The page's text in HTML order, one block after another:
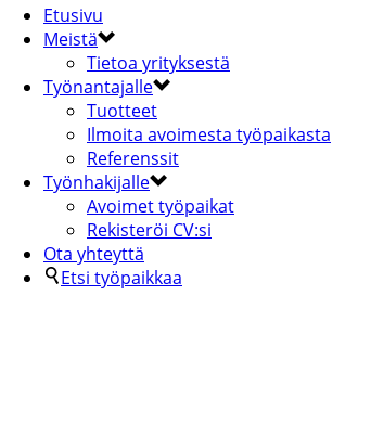
Etusivu
Meistä
Tietoa yrityksestä
Työnantajalle
Tuotteet
Ilmoita avoimesta työpaikasta
Referenssit
Työnhakijalle
Avoimet työpaikat
Rekisteröi CV:si
Ota yhteyttä
Etsi työpaikkaa